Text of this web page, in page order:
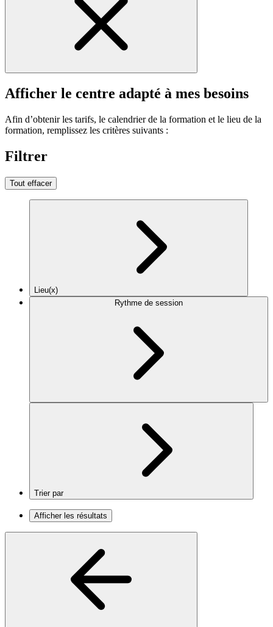
Afficher le centre adapté à mes besoins
Afin d’obtenir les tarifs, le calendrier de la formation et le lieu de la
formation, remplissez les critères suivants :
Filtrer
Tout effacer
Lieu(x)
Rythme de session
Trier par
Afficher les résultats